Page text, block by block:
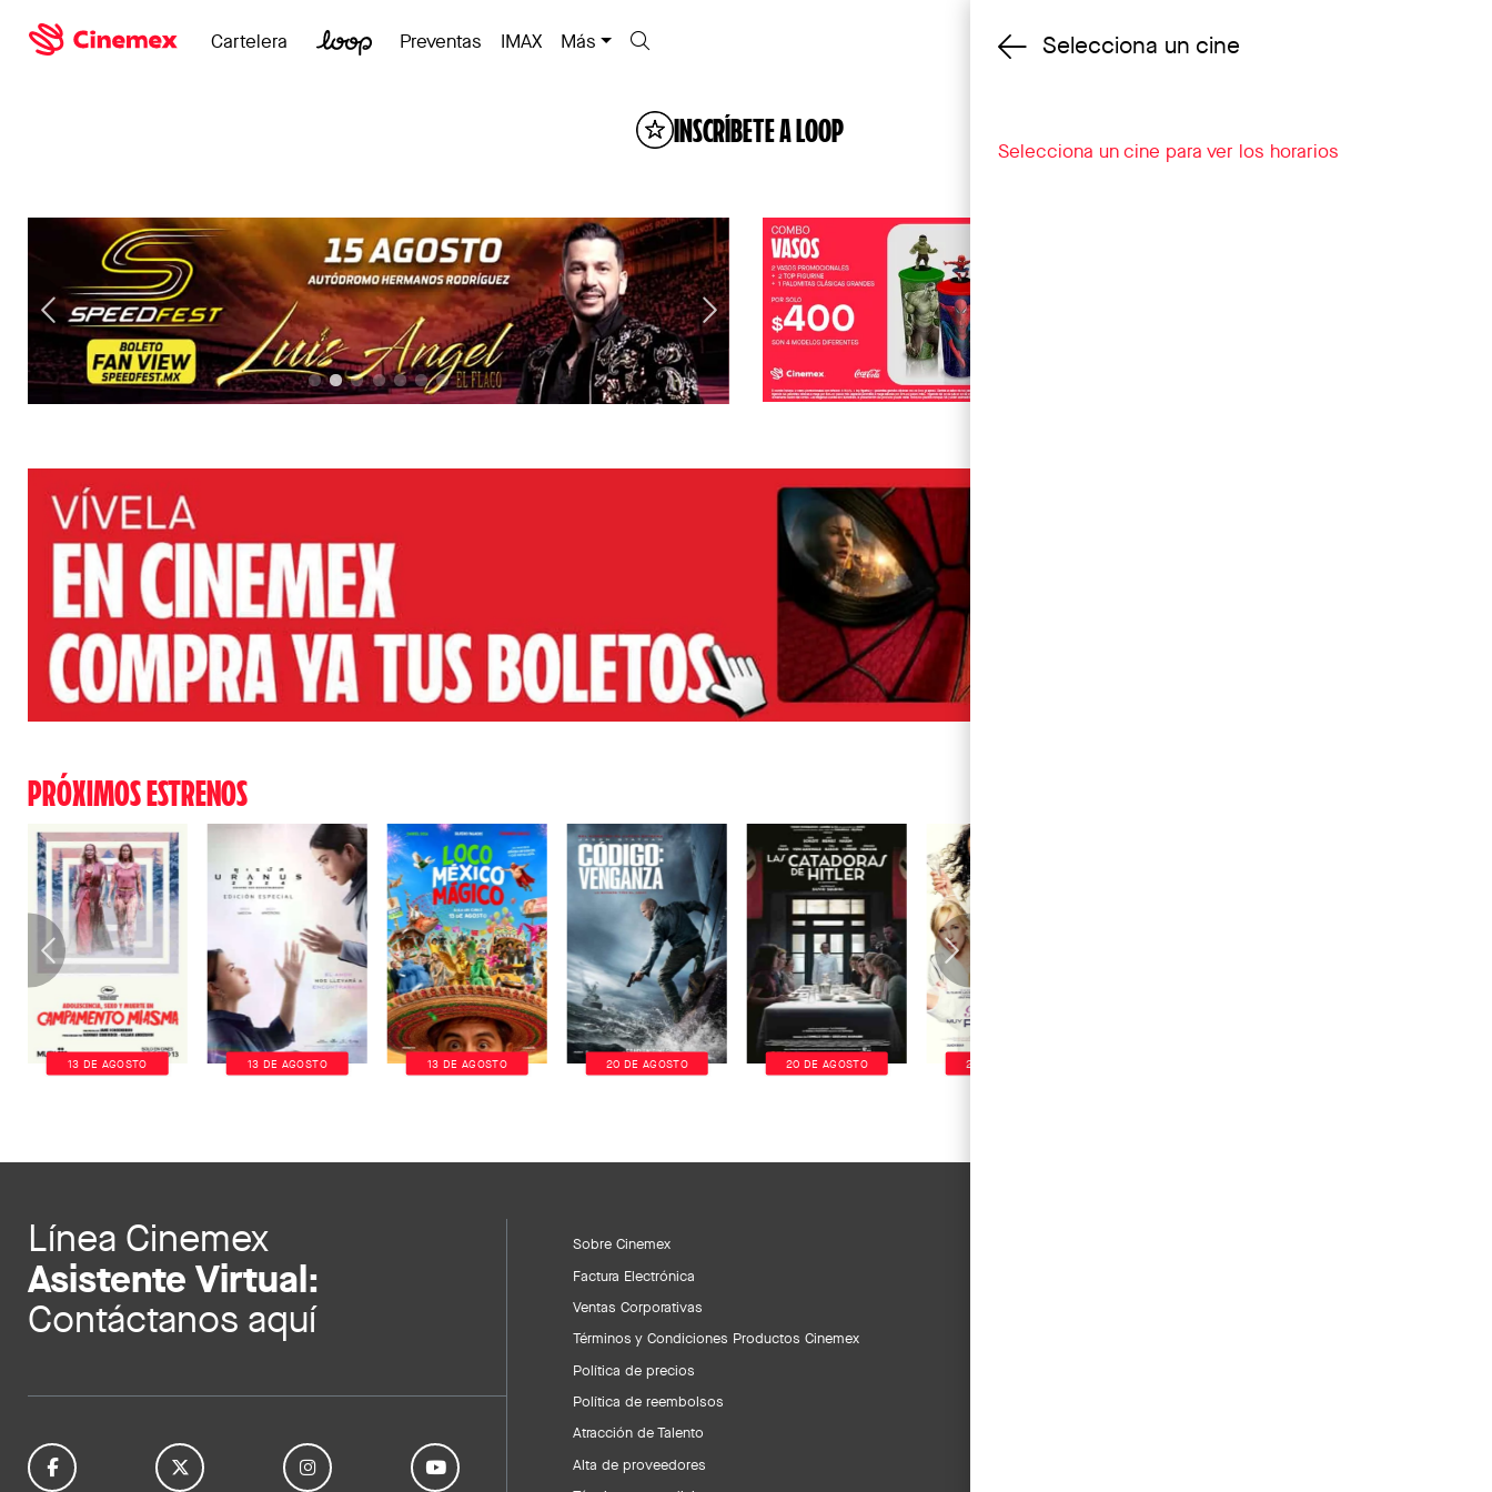
Cambiar cine
Cartelera Preventas IMAX Más
INSCRÍBETE A LOOP
PRÓXIMOS ESTRENOS
13 DE AGOSTO 13 DE AGOSTO 13 DE AGOSTO 20 DE AGOSTO 20 DE AGOSTO 20 DE AGOSTO
Línea Cinemex
Asistente Virtual:
Contáctanos aquí
Sobre Cinemex
Factura Electrónica
Ventas Corporativas
Términos y Condiciones Productos Cinemex
Política de precios
Política de reembolsos
Atracción de Talento
Alta de proveedores
Selecciona un cine
Selecciona un cine para ver los horarios